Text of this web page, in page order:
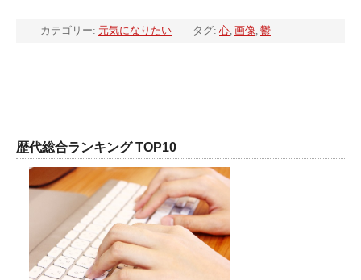
カテゴリー: 元気になりたい タグ: 心, 画像, 鬱
歴代総合ランキング TOP10